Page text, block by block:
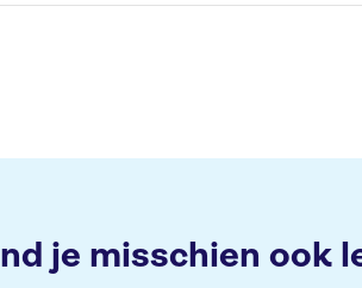
je misschien ook